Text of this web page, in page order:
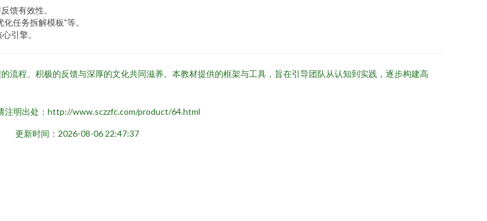
馈有效性。
任务拆解模板”等。
引擎。
程、积极的反馈与深厚的文化共同滋养。本教材提供的框架与工具，旨在引导团队从认知到实践，逐步构建高
注明出处：http://www.sczzfc.com/product/64.html
更新时间：2026-08-06 22:47:37